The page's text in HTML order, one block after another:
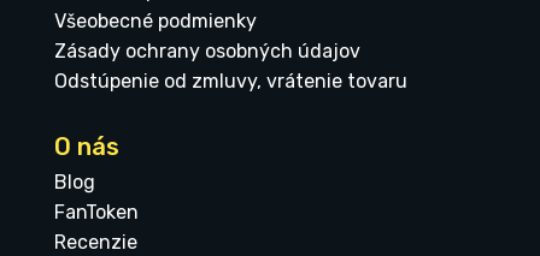
Všeobecné podmienky
Zásady ochrany osobných údajov
Odstúpenie od zmluvy, vrátenie tovaru
O nás
Blog
FanToken
Recenzie